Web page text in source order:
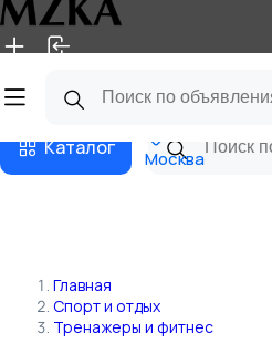
Главная Магазины
Каталог Москва
Главная
Спорт и отдых
Тренажеры и фитнес